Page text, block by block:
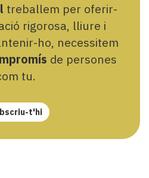
treballem per oferir-
rigorosa, lliure i
ho, necessitem
de persones
tu.
t'hi